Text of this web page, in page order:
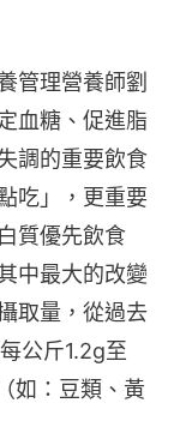
管理營養師劉
血糖、促進脂
調的重要飲食
吃」，更重要
質優先飲食
中最大的改變
取量，從過去
公斤1.2g至
如：豆類、黃